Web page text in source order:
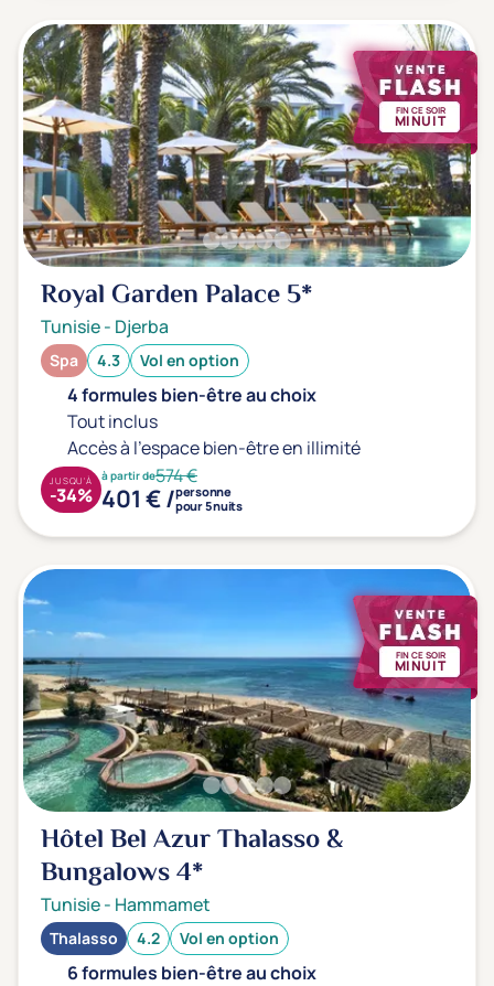
FIN CE SOIR
MINUIT
Royal Garden Palace5*
Tunisie- Djerba
Spa 4.3 Vol en option
4 formules bien-être au choix
Tout inclus
Accès à l'espace bien-être en illimité
à partir de574 €
401 € /personne
pour 5 nuits
JUSQU'À
-34%
FIN CE SOIR
MINUIT
Hôtel Bel Azur Thalasso &
Bungalows4*
Tunisie- Hammamet
Thalasso 4.2 Vol en option
6 formules bien-être au choix